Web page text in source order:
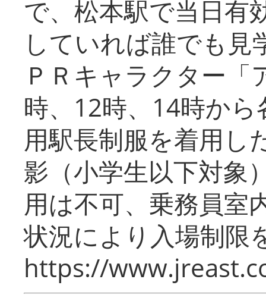
で、松本駅で当日有
していれば誰でも
ＰＲキャラクター
時、12時、14時か
用駅長制服を着用し
影（小学生以下対象
用は不可、乗務員室
状況により入場制限
https://